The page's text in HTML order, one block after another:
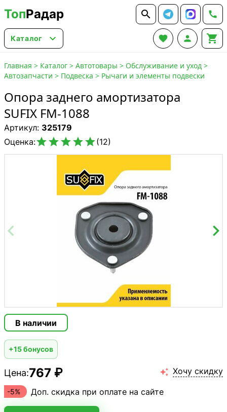
ТопРадар  
Каталог    
Главная > Каталог > Автотовары > Обслуживание и уход >
Автозапчасти > Подвеска > Рычаги и элементы подвески
Опора заднего амортизатора
SUFIX FM-1088
Артикул: 325179
Оценка:(12)
В наличии
+15 бонусов
Цена:767 ₽  Хочу скидку
-5% Доп. скидка при оплате на сайте